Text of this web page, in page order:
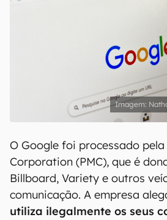
O Google foi processado pela
Corporation (PMC), que é
Billboard, Variety e outros
comunicação. A empresa
utiliza ilegalmente os seus